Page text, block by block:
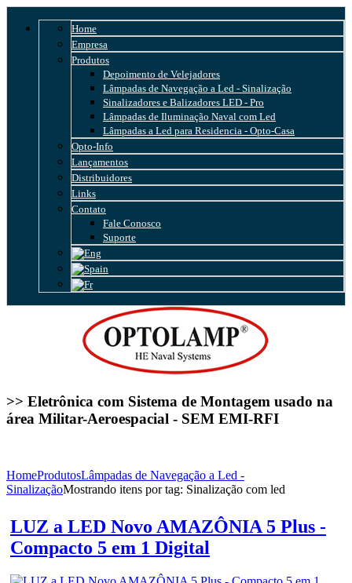
Home
Empresa
Produtos
Depoimento de Velejadores
Lâmpadas de Navegação a Led - Sinalização
Sinalizadores e Balizadores LED - Pro
Lâmpadas de Iluminação Naval com Led
Lâmpadas a Led para Residencia - Opto-Casa
Opto-Info
Lançamentos
Distribuidores
Links
Contato
Fale Conosco
Suporte
>> Eletrônica com Sistema de Montagem usado na
área Militar-Aeroespacial - SEM EMI-RFI
HomeProdutosLâmpadas de Navegação a Led -
SinalizaçãoMostrando itens por tag: Sinalização com led
LUZ a LED Novo AMAZÔNIA 5 Plus -
Compacto 5 em 1 Digital